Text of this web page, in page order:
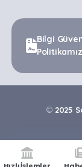
Bilgi
Politikamız
© 2025